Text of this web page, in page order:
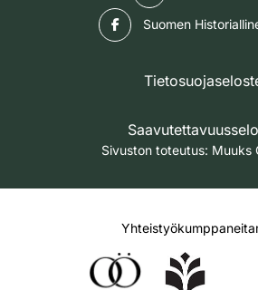
Suomen
Sivuston toteutus: Muuks